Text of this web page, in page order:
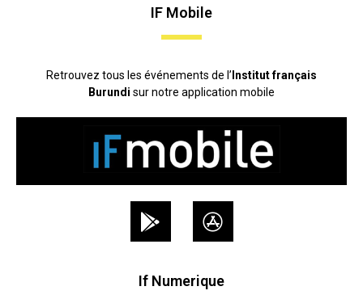
IF Mobile
Retrouvez tous les événements de l’ Institut français
Burundi sur notre application mobile
If Numerique